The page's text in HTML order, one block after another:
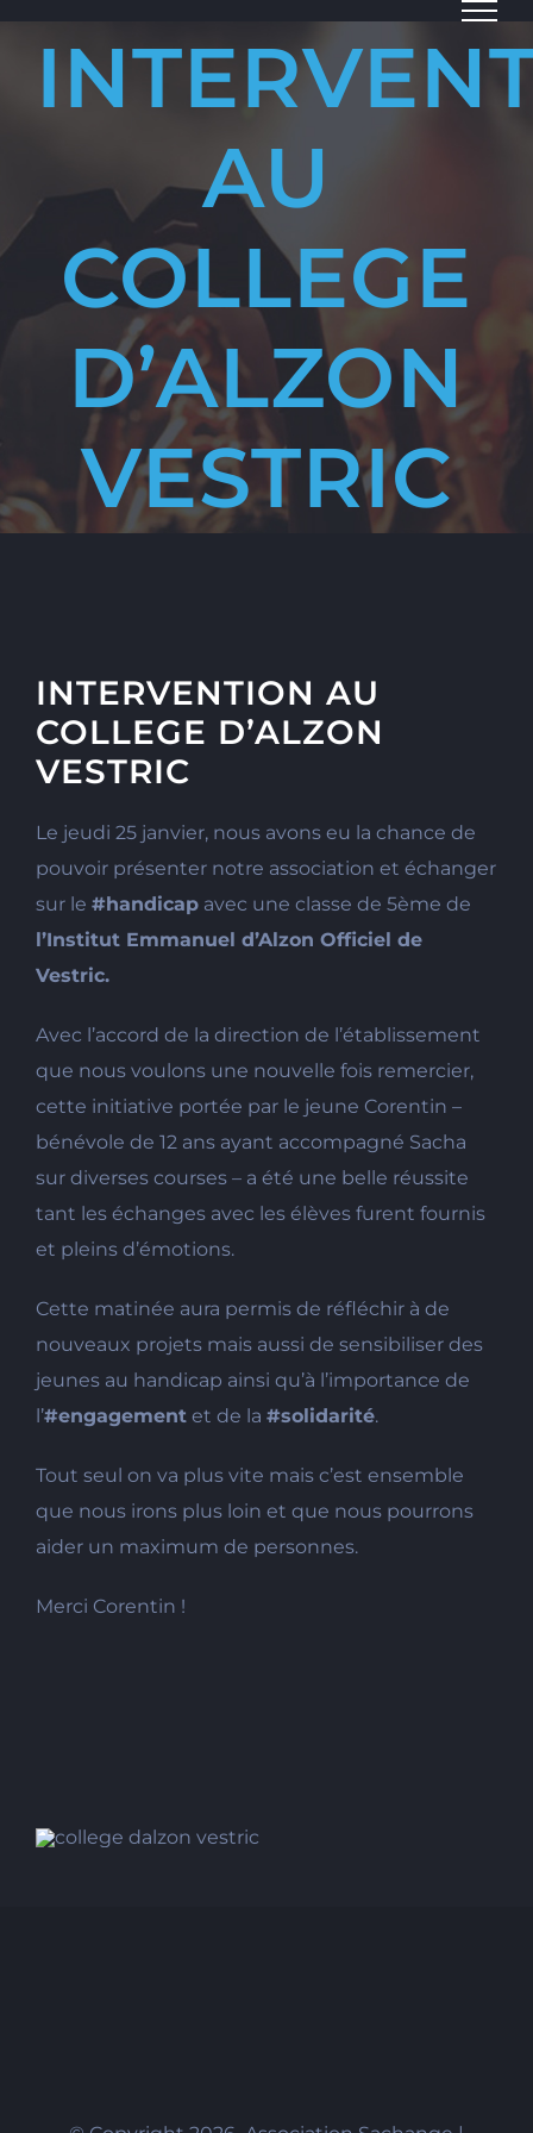
Passer
AU
COLLEGE
D’ALZON
VESTRIC
INTERVENTION AU
COLLEGE D’ALZON
VESTRIC
Le jeudi 25 janvier, nous avons eu la chance de
pouvoir présenter notre association et échanger
sur le #handicap avec une classe de 5ème de
l’Institut Emmanuel d’Alzon Officiel de
Vestric.
Avec l’accord de la direction de l’établissement
que nous voulons une nouvelle fois remercier,
cette initiative portée par le jeune Corentin –
bénévole de 12 ans ayant accompagné Sacha
sur diverses courses – a été une belle réussite
tant les échanges avec les élèves furent fournis
et pleins d’émotions.
Cette matinée aura permis de réfléchir à de
nouveaux projets mais aussi de sensibiliser des
jeunes au handicap ainsi qu’à l’importance de
l’#engagement et de la #solidarité.
Tout seul on va plus vite mais c’est ensemble
que nous irons plus loin et que nous pourrons
aider un maximum de personnes.
Merci Corentin !